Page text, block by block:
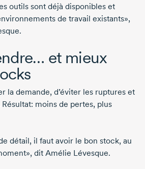
outils sont déjà disponibles et
de travail existants»,
.
et mieux
la demande, d’éviter les ruptures et
moins de pertes, plus
détail, il faut avoir le bon stock, au
dit Amélie Lévesque.